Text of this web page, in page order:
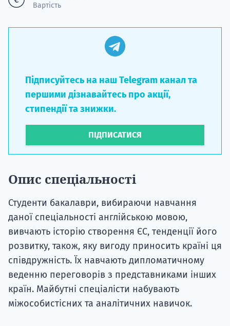
Вартість
Підписуйтесь на наш Telegram канал та
першими дізнавайтесь про акції,
стипендії та знижки.
ПІДПИСАТИСЯ
Опис спеціальності
Студенти бакалаври, вибираючи навчання
даної спеціальності англійською мовою,
вивчають історію створення ЄС, тенденції його
розвитку, також, яку вигоду приносить країні ця
співдружність. Їх навчають дипломатичному
веденню переговорів з представниками інших
країн. Майбутні спеціалісти набувають
міжособистісних та аналітичних навичок.